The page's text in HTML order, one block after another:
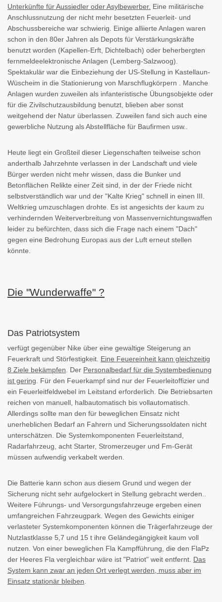
Unterkünfte für Aussiedler oder Asylbewerber. Eine militärische
Anschlussnutzung der nicht mehr besetzten Feuerleit- und
Abschussbereiche war schwierig. Einige alliierte Anlagen waren
schon in den 80er Jahren als Depots für Verstärkungskräfte
benutzt worden (Kapellen-Erft, Dichtelbach) oder beherbergten
fernmeldeelektronische Anlagen (Lemberg-Salzwoog).
Spektakulär war die Einbeziehung der US-Stellung in Kastellaun-
Wüscheim in die Stationierung von Marschflugkörpern . Manche
Anlagen wurden zuweilen als infanteristische Übungsobjekte oder
für die Zivilschutzausbildung benutzt, blieben aber sonst
weitgehend der Natur überlassen. Zuweilen fand sich auch eine
gewerbliche Nutzung als Abstellfläche für Baufirmen usw..
Heute liegt ein Großteil dieser Liegenschaften teilweise schon
anderthalb Jahrzehnte verlassen in der Landschaft und viele
Bürger werden nicht mehr wissen, dass die Bunker und
Betonflächen Relikte einer Zeit sind, in der der Friede nicht
selbstverständlich war und der "Kalte Krieg" schnell in einen III.
Weltkrieg umzuschlagen drohte. Es ist angesichts der kaum zu
verhindernden Weiterverbreitung von Massenvernichtungswaffen
leider zu befürchten, dass sich die Frage nach einem "Dach"
gegen eine Bedrohung Europas aus der Luft erneut stellen
könnte.
Die "Wunderwaffe" ?
Das Patriotsystem
verfügt gegenüber Nike über eine gewaltige Steigerung an
Feuerkraft und Störfestigkeit. Eine Feuereinheit kann gleichzeitig
8 Ziele bekämpfen . Der Personalbedarf für die Systembedienung
ist gering . Für den Feuerkampf sind nur der Feuerleitoffizier und
ein Feuerleitfeldwebel im Leitstand erforderlich. Die Betriebsarten
reichen von manuell, halbautomatisch bis vollautomatisch.
Allerdings sollte man den für beweglichen Einsatz nicht
unerheblichen Bedarf an Fahrern und Sicherungssoldaten nicht
unterschätzen. Die Systemkomponenten Feuerleitstand,
Radarfahrzeug, acht Starter, Stromerzeuger und Fm-Gerät
müssen aufwendig verkabelt werden.
Die Batterie kann schon aus diesem Grund und wegen der
Sicherung nicht sehr aufgelockert in Stellung gebracht werden..
Weitere Führungs- und Versorgungsfahrzeuge ergeben einen
umfangreichen Fahrzeugpark. Wegen des Gewichts einiger
verlasteter Systemkomponenten können die Trägerfahrzeuge der
Nutzlastklasse 5,7 und 15 t ihre Geländegängigkeit kaum voll
nutzen. Von einer beweglichen Fla Kampfführung, die den FlaPz
der Heeres Fla vergleichbar wäre ist "Patriot" weit entfernt. Das
System kann zwar an jeden Ort verlegt werden, muss aber im
Einsatz stationär bleiben